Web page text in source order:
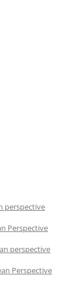
perspective
Perspective
perspective
Perspective